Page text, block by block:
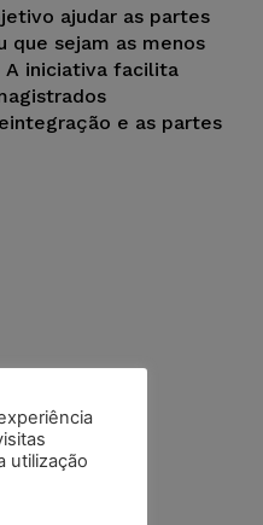
ajudar as partes
que sejam as menos
A iniciativa facilita
e as partes
utilização